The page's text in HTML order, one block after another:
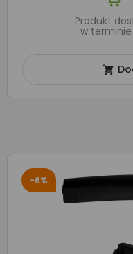
Produkt
w terminie

-6%